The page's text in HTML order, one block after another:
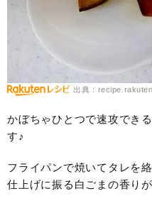
出典：
かぼちゃひとつで速攻でき
す♪
フライパンで焼いてタレを
仕上げに振る白ごまの香り